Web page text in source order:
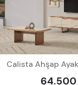
Calista Ahşap